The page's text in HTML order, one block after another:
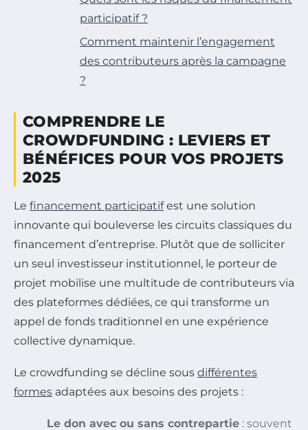
participatif ?
Comment maintenir l’engagement
des contributeurs après la campagne
?
COMPRENDRE LE
CROWDFUNDING : LEVIERS ET
BÉNÉFICES POUR VOS PROJETS
2025
Le financement participatifest une solution
innovante qui bouleverse les circuits classiques du
financement d’entreprise. Plutôt que de solliciter
un seul investisseur institutionnel, le porteur de
projet mobilise une multitude de contributeurs via
des plateformes dédiées, ce qui transforme un
appel de fonds traditionnel en une expérience
collective dynamique.
Le crowdfunding se décline sous différentes
formes adaptées aux besoins des projets :
Le don avec ou sans contrepartie : souvent